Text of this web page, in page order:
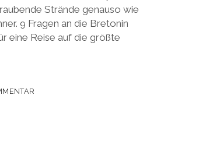
Strände genauso wie
9 Fragen an die Bretonin
eine Reise auf die größte